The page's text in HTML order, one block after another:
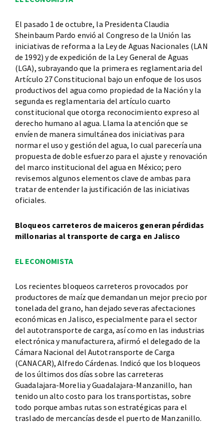
El pasado 1 de octubre, la Presidenta Claudia
Sheinbaum Pardo envió al Congreso de la Unión las
iniciativas de reforma a la Ley de Aguas Nacionales (LAN
de 1992) y de expedición de la Ley General de Aguas
(LGA), subrayando que la primera es reglamentaria del
Artículo 27 Constitucional bajo un enfoque de los usos
productivos del agua como propiedad de la Nación y la
segunda es reglamentaria del artículo cuarto
constitucional que otorga reconocimiento expreso al
derecho humano al agua. Llama la atención que se
envíen de manera simultánea dos iniciativas para
normar el uso y gestión del agua, lo cual parecería una
propuesta de doble esfuerzo para el ajuste y renovación
del marco institucional del agua en México; pero
revisemos algunos elementos clave de ambas para
tratar de entender la justificación de las iniciativas
oficiales.
Bloqueos carreteros de maiceros generan pérdidas
millonarias al transporte de carga en Jalisco
EL ECONOMISTA
Los recientes bloqueos carreteros provocados por
productores de maíz que demandan un mejor precio por
tonelada del grano, han dejado severas afectaciones
económicas en Jalisco, especialmente para el sector
del autotransporte de carga, así como en las industrias
electrónica y manufacturera, afirmó el delegado de la
Cámara Nacional del Autotransporte de Carga
(CANACAR), Alfredo Cárdenas. Indicó que los bloqueos
de los últimos dos días sobre las carreteras
Guadalajara-Morelia y Guadalajara-Manzanillo, han
tenido un alto costo para los transportistas, sobre
todo porque ambas rutas son estratégicas para el
traslado de mercancías desde el puerto de Manzanillo.